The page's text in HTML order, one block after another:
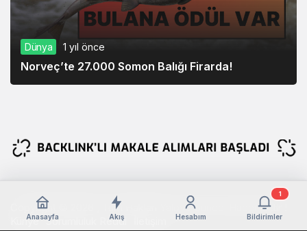
Dünya 1 yıl önce
Norveç’te 27.000 Somon Balığı Firarda!
Anasayfa Akış Hesabım Bildirimler
1
Copyright © 2026 , Tüm Hakları Yalova Güncel Haber Aittir !
Künye Sorumluluk Reddi